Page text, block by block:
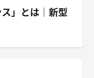
」とは｜新型